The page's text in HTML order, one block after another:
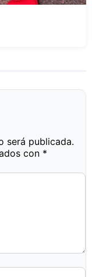
será publicada.
con *